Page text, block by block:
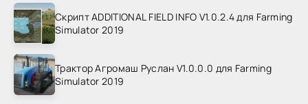
Скрипт ADDITIONAL FIELD INFO V1.0.2.4 для Farming
Simulator 2019
Трактор Агромаш Руслан V1.0.0.0 для Farming
Simulator 2019